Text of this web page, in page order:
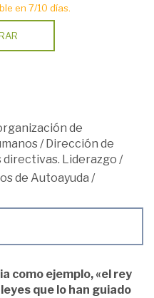
en 7/10 días.
de
/ Dirección de
directivas. Liderazgo /
de Autoayuda /
como ejemplo, «el rey
que lo han guiado